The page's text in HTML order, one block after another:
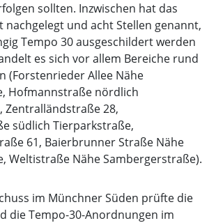
sollten. Inzwischen hat das
und acht Stellen genannt,
Tempo 30 ausgeschildert werden
es sich vor allem Bereiche rund
(Forstenrieder Allee Nähe
Hofmannstraße nördlich
Zentralländstraße 28,
südlich Tierparkstraße,
61, Baierbrunner Straße Nähe
Weltistraße Nähe Sambergerstraße).
im Münchner Süden prüfte die
die Tempo-30-Anordnungen im